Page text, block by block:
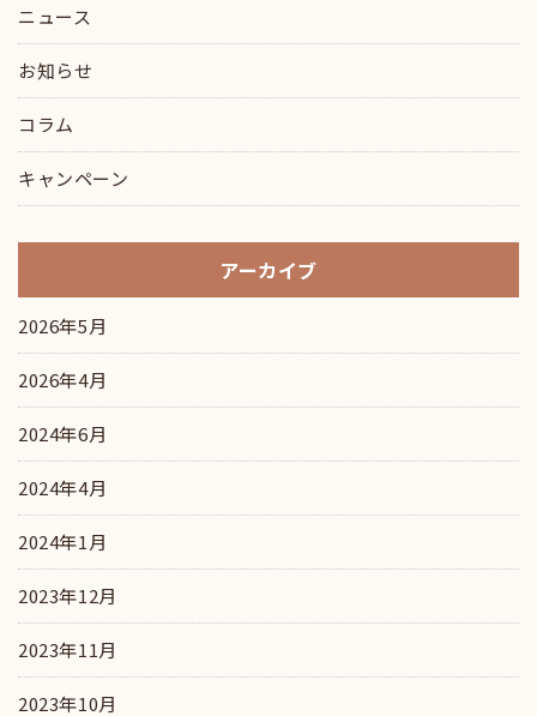
ニュース
お知らせ
コラム
キャンペーン
アーカイブ
2026年5月
2026年4月
2024年6月
2024年4月
2024年1月
2023年12月
2023年11月
2023年10月